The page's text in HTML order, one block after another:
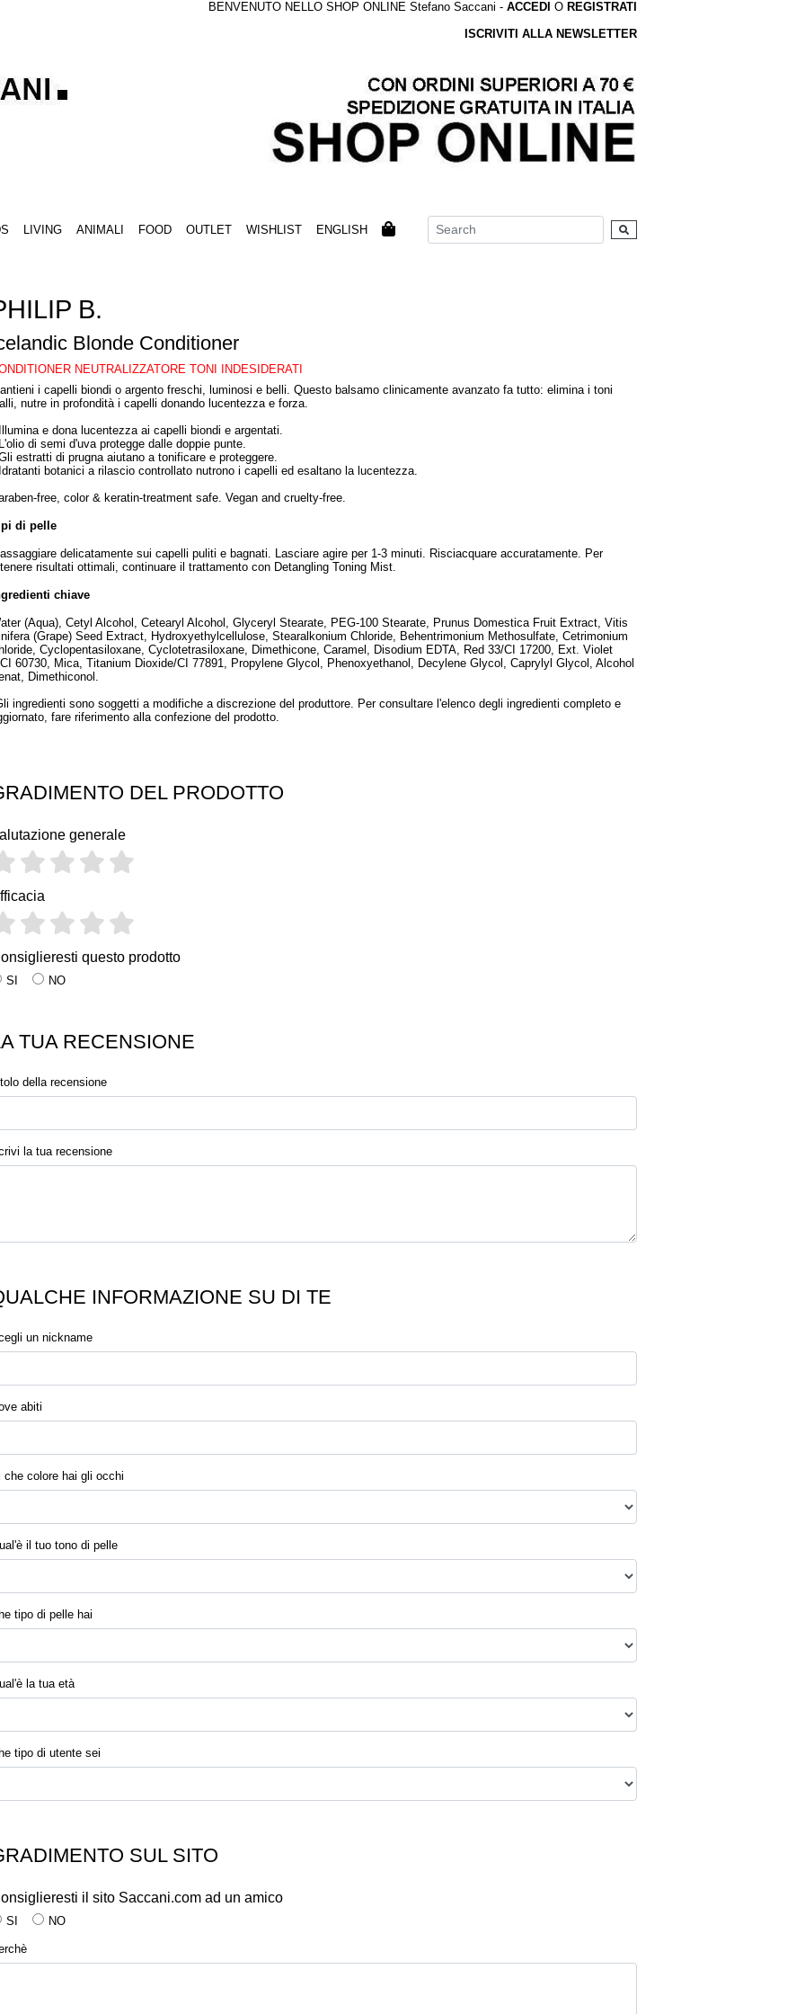
BENVENUTO NELLO SHOP ONLINE Stefano Saccani - ACCEDI O REGISTRATI
ISCRIVITI ALLA NEWSLETTER
LIVING ANIMALI FOOD OUTLET WISHLIST ENGLISH
B.
Blonde Conditioner
NEUTRALIZZATORE TONI INDESIDERATI
i capelli biondi o argento freschi, luminosi e belli. Questo balsamo clinicamente avanzato fa tutto: elimina i toni
nutre in profondità i capelli donando lucentezza e forza.
e dona lucentezza ai capelli biondi e argentati.
di semi d'uva protegge dalle doppie punte.
estratti di prugna aiutano a tonificare e proteggere.
botanici a rilascio controllato nutrono i capelli ed esaltano la lucentezza.
free, color & keratin-treatment safe. Vegan and cruelty-free.
di pelle
delicatamente sui capelli puliti e bagnati. Lasciare agire per 1-3 minuti. Risciacquare accuratamente. Per
risultati ottimali, continuare il trattamento con Detangling Toning Mist.
chiave
(Aqua), Cetyl Alcohol, Cetearyl Alcohol, Glyceryl Stearate, PEG-100 Stearate, Prunus Domestica Fruit Extract, Vitis
(Grape) Seed Extract, Hydroxyethylcellulose, Stearalkonium Chloride, Behentrimonium Methosulfate, Cetrimonium
Cyclopentasiloxane, Cyclotetrasiloxane, Dimethicone, Caramel, Disodium EDTA, Red 33/CI 17200, Ext. Violet
60730, Mica, Titanium Dioxide/CI 77891, Propylene Glycol, Phenoxyethanol, Decylene Glycol, Caprylyl Glycol, Alcohol
Dimethiconol.
ingredienti sono soggetti a modifiche a discrezione del produttore. Per consultare l'elenco degli ingredienti completo e
fare riferimento alla confezione del prodotto.
DEL PRODOTTO
generale
questo prodotto
SI NO
TUA RECENSIONE
della recensione
la tua recensione
INFORMAZIONE SU DI TE
un nickname
abiti
che colore hai gli occhi
il tuo tono di pelle
tipo di pelle hai
la tua età
tipo di utente sei
SUL SITO
il sito Saccani.com ad un amico
SI NO